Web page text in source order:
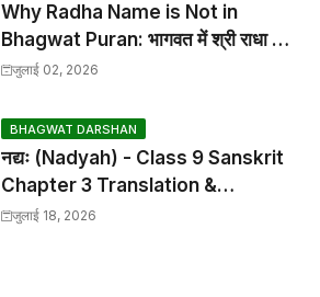
Why Radha Name is Not in
Bhagwat Puran: भागवत में श्री राधा का
वर्णन क्यों नहीं है?
जुलाई 02, 2026
BHAGWAT DARSHAN
नद्यः (Nadyah) - Class 9 Sanskrit
Chapter 3 Translation &
Solutions
जुलाई 18, 2026